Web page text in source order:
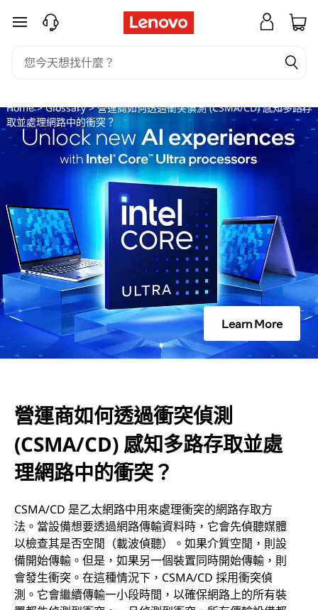
營
如
何
過
衝
突
偵
測
M
D
跳至主要內容
Home>Glossary> 營運商如何透過衝突偵測 (CSMA/CD) 感知多路存
取並處理網路中的衝突？
Learn More
營運商如何透過衝突偵測
(CSMA/CD) 感知多路存取並處
理網路中的衝突？
CSMA/CD 是乙太網路中用來處理衝突的網路存取方
法。當設備想要透過網路傳輸資料時，它會先偵聽媒體
以檢查其是否空閒（載波偵聽）。如果介質空閒，則設
備開始傳輸。但是，如果另一個裝置同時開始傳輸，則
會發生衝突。在這種情況下，CSMA/CD 採用衝突偵
測。它會繼續傳輸一小段時間，以確保網路上的所有裝